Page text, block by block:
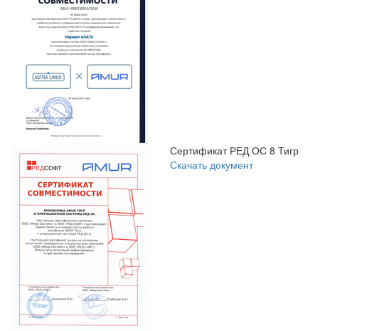
Сертификат РЕД ОС 8 Тигр
Скачать документ